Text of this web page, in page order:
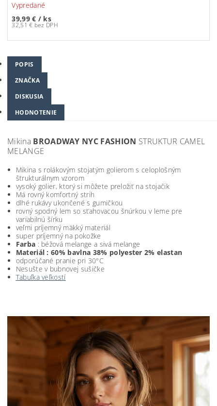
Vypredané
39,99 € / ks
32,51 € bez DPH
POPIS
ZNAČKA
DISKUSIA
HODNOTENIE
Mikina BROADWAY NYC FASHION STRUKTUR CAMEL
MELANGE
Mikina s rolákovým stojatým golierom s celoplošným
štrukturálnym vzorom
vysoký golier, ktorý si môžete preložiť na stojačik
Má rovný komfortný strih
dlhé rukávy ukončené s gumičkou
rovný spodný lem so sťahovacou šnúrkou v leme pre
variabilnú šírku
veľmi príjemný mäkký materiál
super príjemný na pokožke
Farba : béžová melange a sivá melange
Materiál : 60% bavlna 38% polyester 2% elastan
odporúčané pranie pri 30°C
Nesušte v bubnovej sušičke
Tabuľka veľkostí